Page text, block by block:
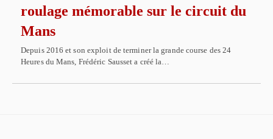
roulage mémorable sur le circuit du
Mans
Depuis 2016 et son exploit de terminer la grande course des 24
Heures du Mans, Frédéric Sausset a créé la…